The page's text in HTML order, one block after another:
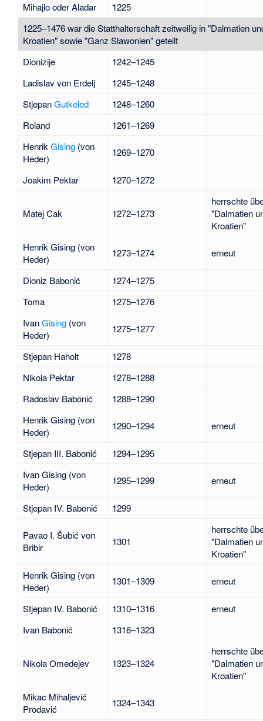
Mihajlo oder Aladar
1225
1225–1476 war die Statthalterschaft zeitweilig in "Dalmatien
Kroatien" sowie "Ganz Slawonien" geteilt
Dionizije
1242–1245
Ladislav von Erdelj
1245–1248
StjepanGutkeled
1248–1260
Roland
1261–1269
HenrikGising(von
Heder)
1269–1270
Joakim Pektar 1270–1272
Matej Cak 1272–1273
herrschte
"Dalmatien
Kroatien"
Henrik Gising (von
Heder)
1273–1274 erneut
Dioniz Babonić
1274–1275
Toma
1275–1276
IvanGising(von
Heder)
1275–1277
Stjepan Haholt
1278
Nikola Pektar
1278–1288
Radoslav Babonić
1288–1290
Henrik Gising (von
Heder)
1290–1294 erneut
Stjepan III. Babonić
1294–1295
Ivan Gising (von
Heder)
1295–1299 erneut
Stjepan IV. Babonić 1299
Pavao I. Šubić von
Bribir
1301
herrschte
"Dalmatien
Kroatien"
Henrik Gising (von
Heder)
1301–1309 erneut
Stjepan IV. Babonić 1310–1316
erneut
Ivan Babonić
1316–1323
Nikola Omedejev 1323–1324
herrschte
"Dalmatien
Kroatien"
Mikac Mihaljević
Prodavić
1324–1343